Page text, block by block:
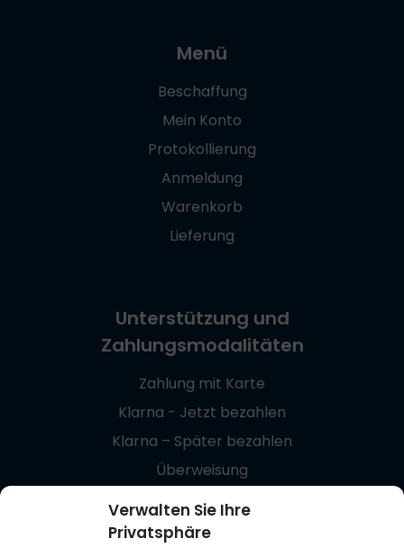
Verwalten Sie Ihre
Privatsphäre
Menü
Beschaffung
Mein Konto
Protokollierung
Anmeldung
Warenkorb
Lieferung
Unterstützung und
Zahlungsmodalitäten
Zahlung mit Karte
Klarna - Jetzt bezahlen
Klarna – Später bezahlen
Überweisung
Giropay